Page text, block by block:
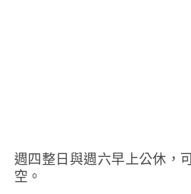
週四整日與週六早上公休，
空。